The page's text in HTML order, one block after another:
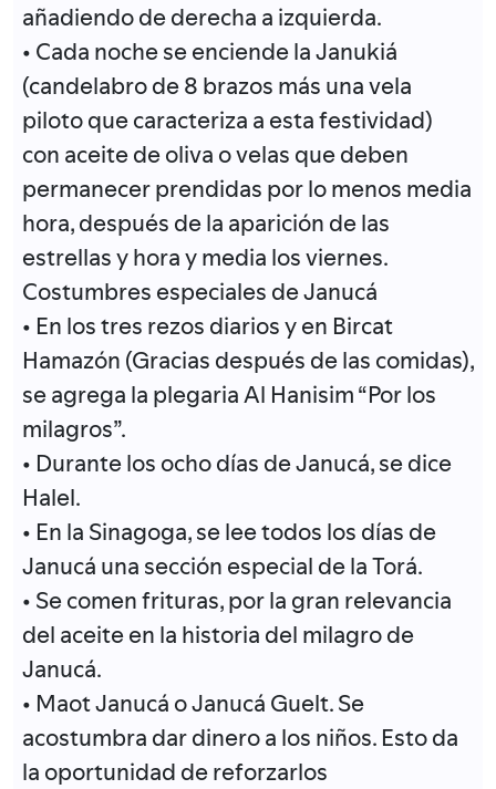
añadiendo de derecha a izquierda.
• Cada noche se enciende la Janukiá
(candelabro de 8 brazos más una vela
piloto que caracteriza a esta festividad)
con aceite de oliva o velas que deben
permanecer prendidas por lo menos media
hora, después de la aparición de las
estrellas y hora y media los viernes.
Costumbres especiales de Janucá
• En los tres rezos diarios y en Bircat
Hamazón (Gracias después de las comidas),
se agrega la plegaria Al Hanisim “Por los
milagros”.
• Durante los ocho días de Janucá, se dice
Halel.
• En la Sinagoga, se lee todos los días de
Janucá una sección especial de la Torá.
• Se comen frituras, por la gran relevancia
del aceite en la historia del milagro de
Janucá.
• Maot Janucá o Janucá Guelt. Se
acostumbra dar dinero a los niños. Esto da
la oportunidad de reforzarlos